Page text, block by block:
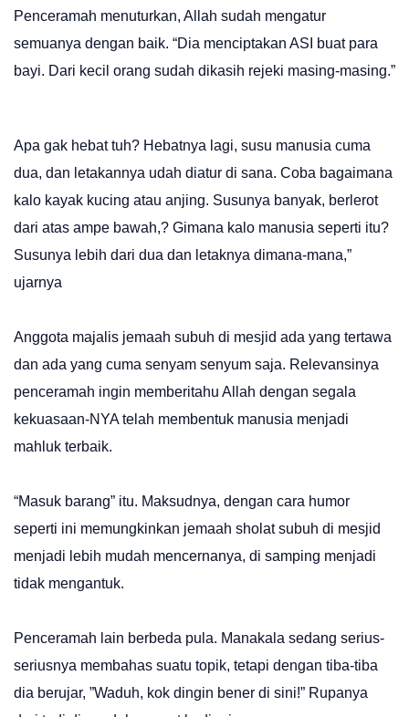
Penceramah menuturkan, Allah sudah mengatur
semuanya dengan baik. “Dia menciptakan ASI buat para
bayi. Dari kecil orang sudah dikasih rejeki masing-masing.”
Apa gak hebat tuh? Hebatnya lagi, susu manusia cuma
dua, dan letakannya udah diatur di sana. Coba bagaimana
kalo kayak kucing atau anjing. Susunya banyak, berlerot
dari atas ampe bawah,? Gimana kalo manusia seperti itu?
Susunya lebih dari dua dan letaknya dimana-mana,”
ujarnya
Anggota majalis jemaah subuh di mesjid ada yang tertawa
dan ada yang cuma senyam senyum saja. Relevansinya
penceramah ingin memberitahu Allah dengan segala
kekuasaan-NYA telah membentuk manusia menjadi
mahluk terbaik.
“Masuk barang” itu. Maksudnya, dengan cara humor
seperti ini memungkinkan jemaah sholat subuh di mesjid
menjadi lebih mudah mencernanya, di samping menjadi
tidak mengantuk.
Penceramah lain berbeda pula. Manakala sedang serius-
seriusnya membahas suatu topik, tetapi dengan tiba-tiba
dia berujar, ”Waduh, kok dingin bener di sini!” Rupanya